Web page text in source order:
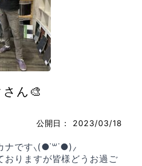
ん🎨
公開日： 2023/03/18
ナです⸜(●˙꒳˙●)⸝
おりますが皆様どうお過ご